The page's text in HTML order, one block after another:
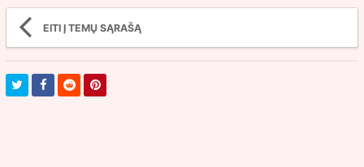
EITI Į TEMŲ SĄRAŠĄ